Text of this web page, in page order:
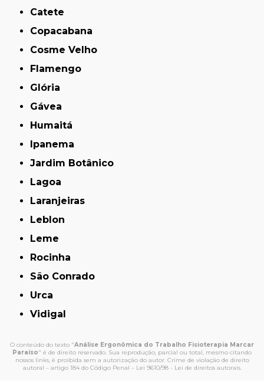
Catete
Copacabana
Cosme Velho
Flamengo
Glória
Gávea
Humaitá
Ipanema
Jardim Botânico
Lagoa
Laranjeiras
Leblon
Leme
Rocinha
São Conrado
Urca
Vidigal
O conteúdo do texto "Análise Ergonômica do Trabalho Fisioterapia Marcar
Paraíso" é de direito reservado. Sua reprodução, parcial ou total, mesmo citando
nossos links, é proibida sem a autorização do autor. Crime de violação de direito
autoral – artigo 184 do Código Penal – Lei 9610/98 - Lei de direitos autorais.